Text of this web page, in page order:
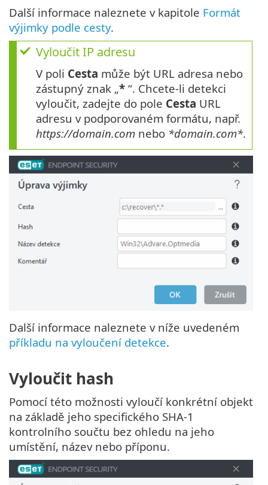
Další informace naleznete v kapitole Formát
výjimky podle cesty.
Vyloučit IP adresu
V poli Cesta může být URL adresa nebo
zástupný znak „* “. Chcete-li detekci
vyloučit, zadejte do pole Cesta URL
adresu v podporovaném formátu, např.
https://domain.com nebo *domain.com*.
Další informace naleznete v níže uvedeném
příkladu na vyloučení detekce.
Vyloučit hash
Pomocí této možnosti vyloučí konkrétní objekt
na základě jeho specifického SHA-1
kontrolního součtu bez ohledu na jeho
umístění, název nebo příponu.